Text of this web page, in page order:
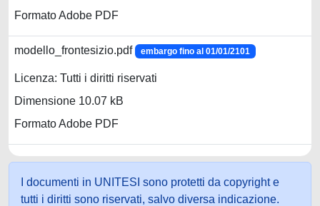
Formato Adobe PDF
modello_frontesizio.pdf embargo fino al 01/01/2101
Licenza: Tutti i diritti riservati
Dimensione 10.07 kB
Formato Adobe PDF
I documenti in UNITESI sono protetti da copyright e
tutti i diritti sono riservati, salvo diversa indicazione.